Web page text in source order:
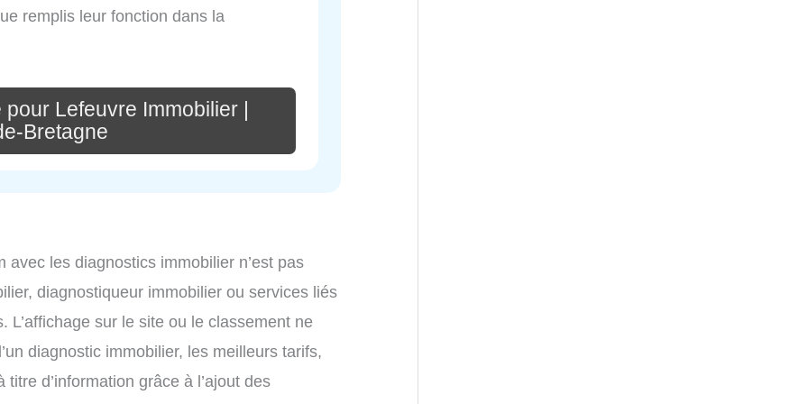
remplis leur fonction dans la
Lefeuvre Immobilier |
Bretagne
les diagnostics immobilier n’est pas
diagnostiqueur immobilier ou services liés
sur le site ou le classement ne
diagnostic immobilier, les meilleurs tarifs,
d’information grâce à l’ajout des